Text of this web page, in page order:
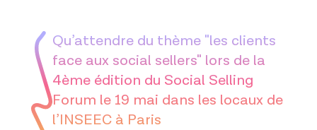
Qu’attendre du thème "les clients
face aux social sellers" lors de la
4ème édition du Social Selling
Forum le 19 mai dans les locaux de
l’INSEEC à Paris